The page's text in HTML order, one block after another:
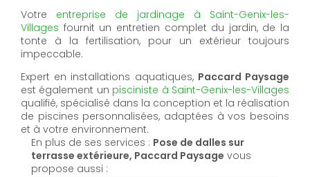
Votre entreprise de jardinage à Saint-Genix-les-
Villages fournit un entretien complet du jardin, de la
tonte à la fertilisation, pour un extérieur toujours
impeccable.
Expert en installations aquatiques, Paccard Paysage
est également un pisciniste à Saint-Genix-les-Villages
qualifié, spécialisé dans la conception et la réalisation
de piscines personnalisées, adaptées à vos besoins
et à votre environnement.
En plus de ses services : Pose de dalles sur
terrasse extérieure, Paccard Paysage vous
propose aussi :